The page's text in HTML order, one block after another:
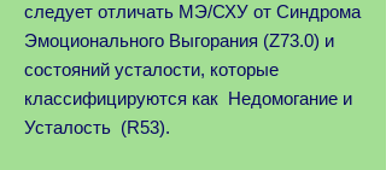
следует отличать МЭ/СХУ от Синдрома
Эмоционального Выгорания (Z73.0) и
состояний усталости, которые
классифицируются как Недомогание и
Усталость (R53).